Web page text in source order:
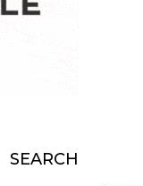
SEARCH